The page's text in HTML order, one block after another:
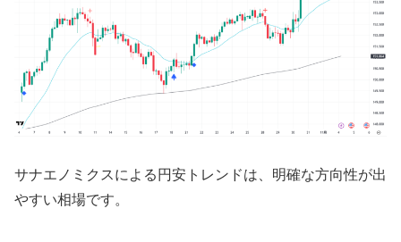
サナエノミクスによる円安トレンドは、明確な方向性が出
やすい相場です。